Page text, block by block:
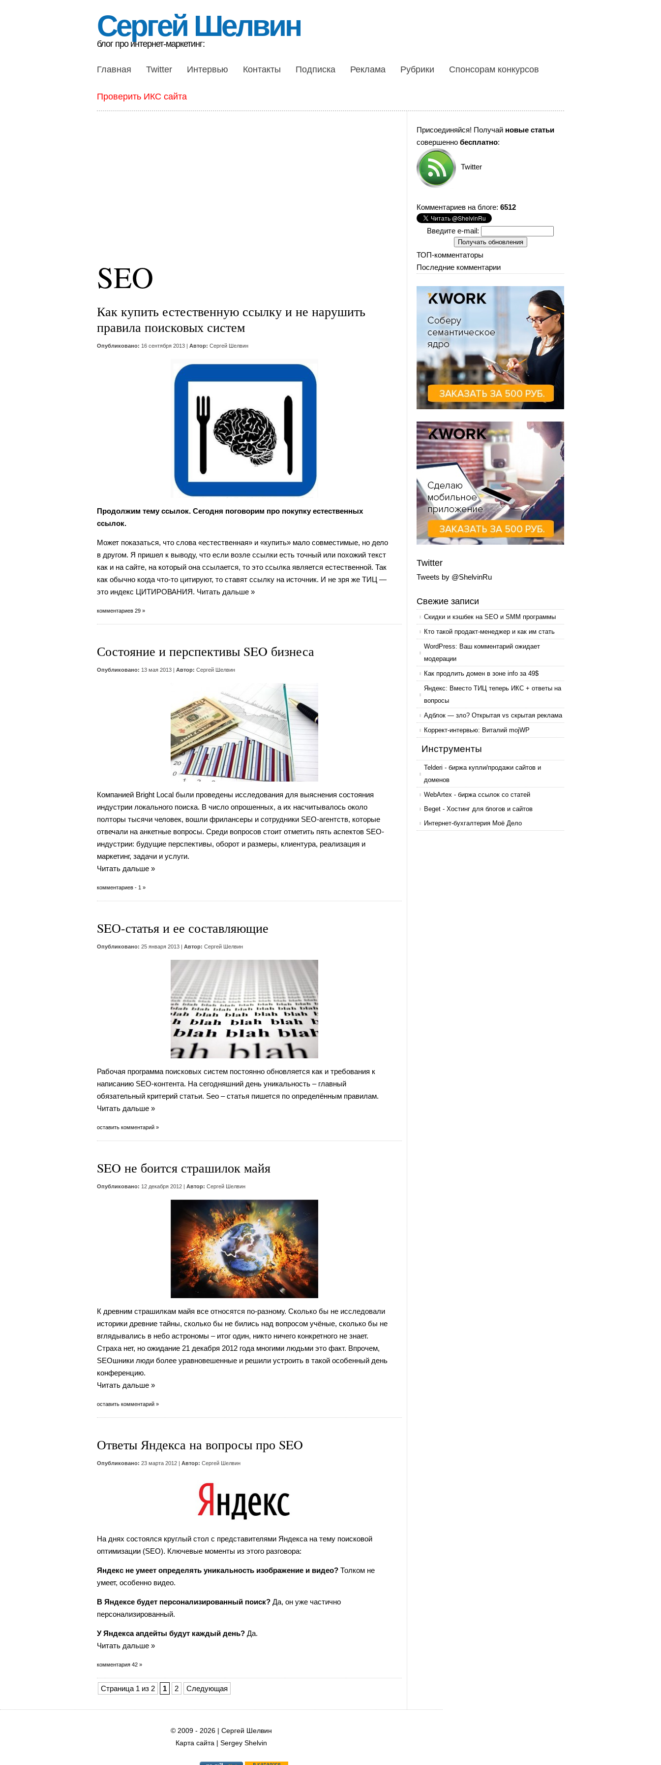
Сергей Шелвин
блог про интернет-маркетинг:
Главная Twitter Интервью Контакты Подписка Реклама Рубрики Спонсорам конкурсов
Проверить ИКС сайта
SEO
Как купить естественную ссылку и не нарушить
правила поисковых систем
Опубликовано: 16 сентября 2013 | Автор: Сергей Шелвин
Продолжим тему ссылок. Сегодня поговорим про покупку естественных
ссылок.
Может показаться, что слова «естественная» и «купить» мало совместимые, но дело
в другом. Я пришел к выводу, что если возле ссылки есть точный или похожий текст
как и на сайте, на который она ссылается, то это ссылка является естественной. Так
как обычно когда что-то цитируют, то ставят ссылку на источник. И не зря же ТИЦ —
это индекс ЦИТИРОВАНИЯ. Читать дальше »
комментариев 29 »
Состояние и перспективы SEO бизнеса
Опубликовано: 13 мая 2013 | Автор: Сергей Шелвин
Компанией Bright Local были проведены исследования для выяснения состояния
индустрии локального поиска. В число опрошенных, а их насчитывалось около
полторы тысячи человек, вошли фрилансеры и сотрудники SEO-агентств, которые
отвечали на анкетные вопросы. Среди вопросов стоит отметить пять аспектов SEO-
индустрии: будущие перспективы, оборот и размеры, клиентура, реализация и
маркетинг, задачи и услуги.
Читать дальше »
комментариев - 1 »
SEО-статья и ее составляющие
Опубликовано: 25 января 2013 | Автор: Сергей Шелвин
Рабочая программа поисковых систем постоянно обновляется как и требования к
написанию SEO-контента. На сегодняшний день уникальность – главный
обязательный критерий статьи. Seo – статья пишется по определённым правилам.
Читать дальше »
оставить комментарий »
SEO не боится страшилок майя
Опубликовано: 12 декабря 2012 | Автор: Сергей Шелвин
К древним страшилкам майя все относятся по-разному. Сколько бы не исследовали
историки древние тайны, сколько бы не бились над вопросом учёные, сколько бы не
вглядывались в небо астрономы – итог один, никто ничего конкретного не знает.
Страха нет, но ожидание 21 декабря 2012 года многими людьми это факт. Впрочем,
SEOшники люди более уравновешенные и решили устроить в такой особенный день
конференцию.
Читать дальше »
оставить комментарий »
Ответы Яндекса на вопросы про SEO
Опубликовано: 23 марта 2012 | Автор: Сергей Шелвин
На днях состоялся круглый стол с представителями Яндекса на тему поисковой
оптимизации (SEO). Ключевые моменты из этого разговора:
Яндекс не умеет определять уникальность изображение и видео? Толком не
умеет, особенно видео.
В Яндексе будет персонализированный поиск? Да, он уже частично
персонализированный.
У Яндекса апдейты будут каждый день? Да.
Читать дальше »
комментария 42 »
Страница 1 из 2 1 2 Следующая
Присоединяйся! Получай новые статьи
совершенно бесплатно:
Twitter
Комментариев на блоге: 6512
Введите e-mail:
ТОП-комментаторы
Последние комментарии
Twitter
Tweets by @ShelvinRu
Свежие записи
Скидки и кэшбек на SEO и SMM программы
Кто такой продакт-менеджер и как им стать
WordPress: Ваш комментарий ожидает
модерации
Как продлить домен в зоне info за 49$
Яндекс: Вместо ТИЦ теперь ИКС + ответы на
вопросы
Адблок — зло? Открытая vs скрытая реклама
Коррект-интервью: Виталий mojWP
Инструменты
Telderi - биржа купли/продажи сайтов и
доменов
WebArtex - биржа ссылок со статей
Beget - Хостинг для блогов и сайтов
Интернет-бухгалтерия Моё Дело
© 2009 - 2026 | Сергей Шелвин
Карта сайта | Sergey Shelvin